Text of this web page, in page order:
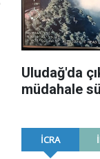
Uludağ'da
müdahale